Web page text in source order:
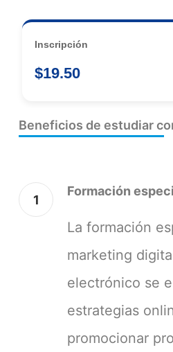
Inscripción
$19.50
Beneficios de estudiar
1
Formación
La formación
marketing
electrónico se
estrategias
promocionar